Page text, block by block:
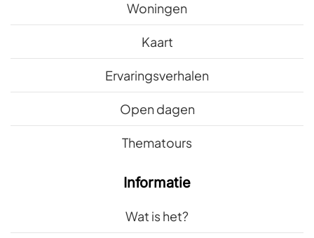
Woningen
Kaart
Ervaringsverhalen
Open dagen
Thematours
Informatie
Wat is het?